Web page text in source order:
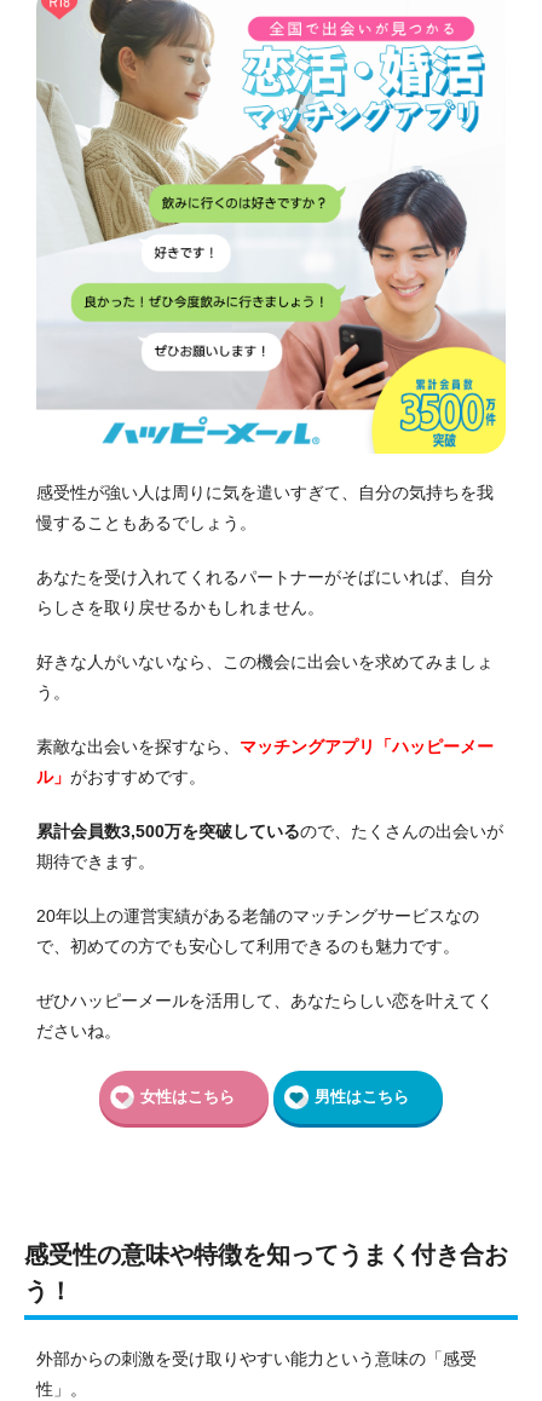
感受性が強い人は周りに気を遣いすぎて、自分の気持ちを我
慢することもあるでしょう。
あなたを受け入れてくれるパートナーがそばにいれば、自分
らしさを取り戻せるかもしれません。
好きな人がいないなら、この機会に出会いを求めてみましょ
う。
素敵な出会いを探すなら、 マッチングアプリ「ハッピーメー
ル」 がおすすめです。
累計会員数3,500万を突破しているので、たくさんの出会いが
期待できます。
20年以上の運営実績がある老舗のマッチングサービスなの
で、初めての方でも安心して利用できるのも魅力です。
ぜひハッピーメールを活用して、あなたらしい恋を叶えてく
ださいね。
女性はこちら 男性はこちら
感受性の意味や特徴を知ってうまく付き合お
う！
外部からの刺激を受け取りやすい能力という意味の「感受
性」。